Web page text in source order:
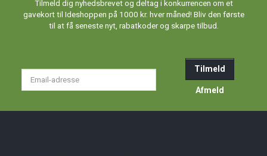
Tilmeld dig nyhedsbrevet og deltag i konkurrencen om et
gavekort til Ideshoppen på 1000 kr. hver måned! Bliv den første
til at få seneste nyt, rabatkoder og skarpe tilbud.
Tilmeld
Afmeld